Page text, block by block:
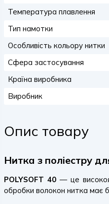
Температура плавлення
Тип намотки
Особливість кольору нитки
Сфера застосування
Країна виробника
Виробник
Опис товару
Нитка з поліестру
POLYSOFT 40 — це
обробки волокон нитка має